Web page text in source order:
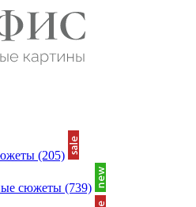
(205)
сюжеты (739)